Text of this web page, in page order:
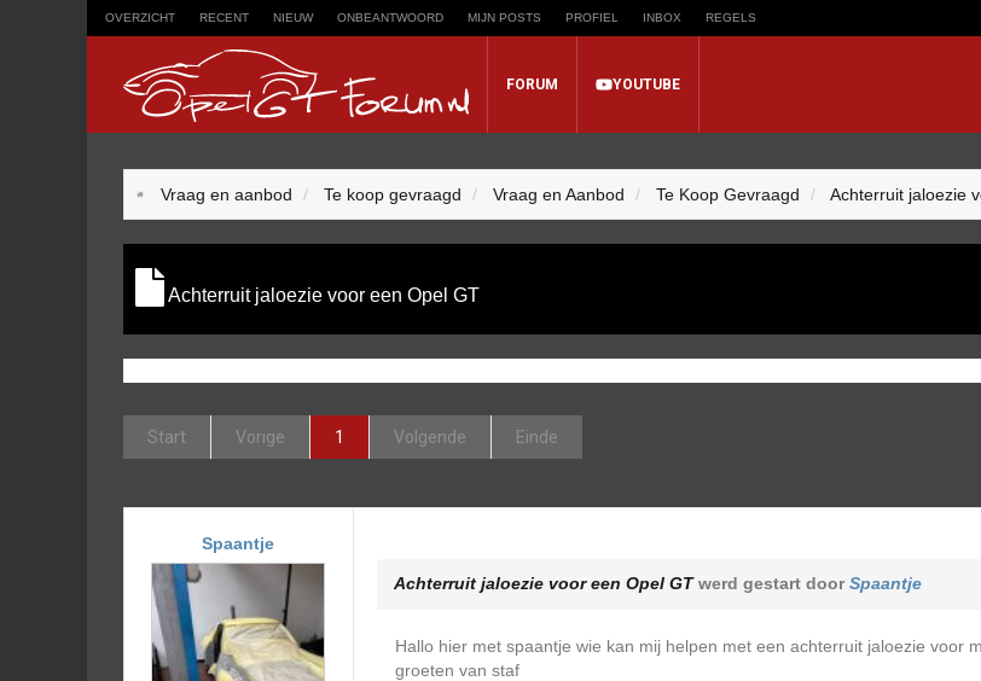
OVERZICHT RECENT NIEUW ONBEANTWOORD MIJN POSTS PROFIEL INBOX REGELS
Zoeken op trefwoord:
FORUM YOUTUBE
Vraag en aanbod Te koop gevraagd Vraag en Aanbod Te Koop Gevraagd Achterruit jaloezie
Achterruit jaloezie voor een Opel GT
Start Vorige 1 Volgende Einde
Spaantje
Achterruit jaloezie voor een Opel GTwerd gestart doorSpaantje
Hallo hier met spaantje wie kan mij helpen met een achterruit jaloezie voor
groeten van staf